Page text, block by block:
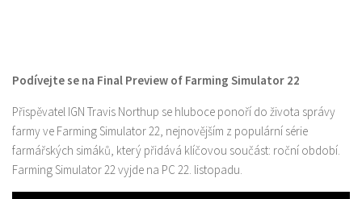
Podívejte se na Final Preview of Farming Simulator 22
Přispěvatel IGN Travis Northup se hluboce ponoří do života správy
farmy ve Farming Simulator 22, nejnovějším z populární série
farmářských simáků, který přidává klíčovou součást: roční období.
Farming Simulator 22 vyjde na PC 22. listopadu.